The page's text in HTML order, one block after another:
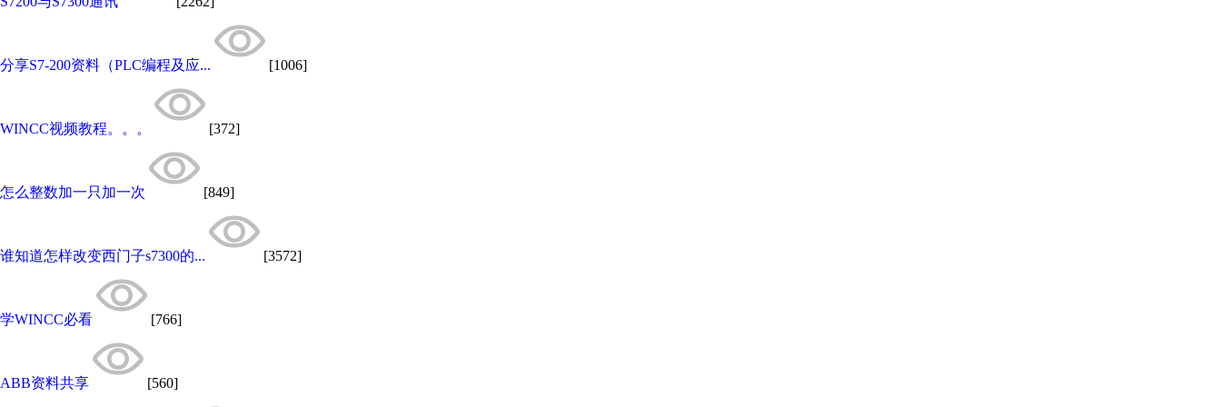
分享S7-200资料（PLC编程及应... [1006]
WINCC视频教程。。。 [372]
怎么整数加一只加一次 [849]
谁知道怎样改变西门子s7300的... [3572]
学WINCC必看 [766]
ABB资料共享 [560]